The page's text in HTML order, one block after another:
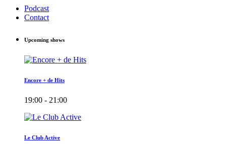
Podcast
Contact
Upcoming shows
Encore + de Hits
19:00 - 21:00
Le Club Active